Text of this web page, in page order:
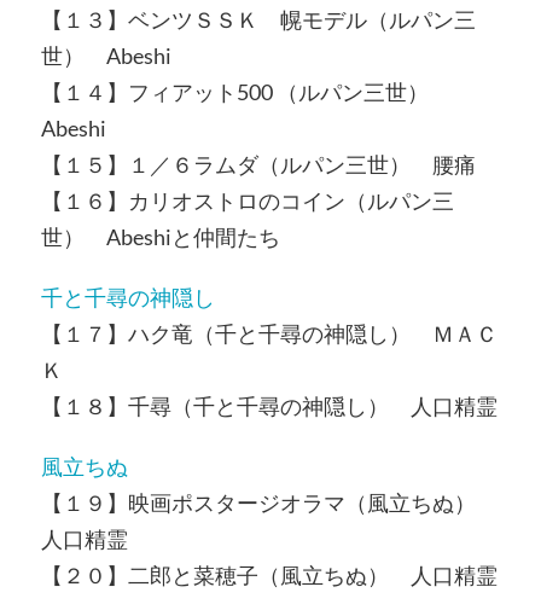
【１３】ベンツＳＳＫ 幌モデル（ルパン三
世） Abeshi
【１４】フィアット500 （ルパン三世）
Abeshi
【１５】１／６ラムダ（ルパン三世） 腰痛
【１６】カリオストロのコイン（ルパン三
世） Abeshiと仲間たち
千と千尋の神隠し
【１７】ハク竜（千と千尋の神隠し） ＭＡＣ
Ｋ
【１８】千尋（千と千尋の神隠し） 人口精霊
風立ちぬ
【１９】映画ポスタージオラマ（風立ちぬ）
人口精霊
【２０】二郎と菜穂子（風立ちぬ） 人口精霊